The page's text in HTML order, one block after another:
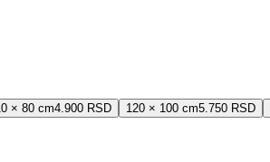
× 80 cm4.900 RSD 120 × 100 cm5.750 RSD